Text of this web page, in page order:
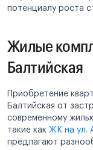
потенциалу роста
Жилые
Балтийская
Приобретение
Балтийская от
современному
такие как ЖК на ул.
предлагают